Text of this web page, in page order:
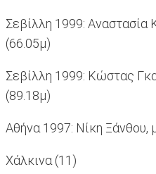
Σεβίλλη 1999: Αναστασία
(66.05μ)
Σεβίλλη 1999: Κώστας
(89.18μ)
Αθήνα 1997: Νίκη Ξάνθου,
Χάλκινα (11)